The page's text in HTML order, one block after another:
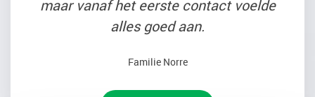
maar vanaf het eerste contact voelde
alles goed aan.
Familie Norre